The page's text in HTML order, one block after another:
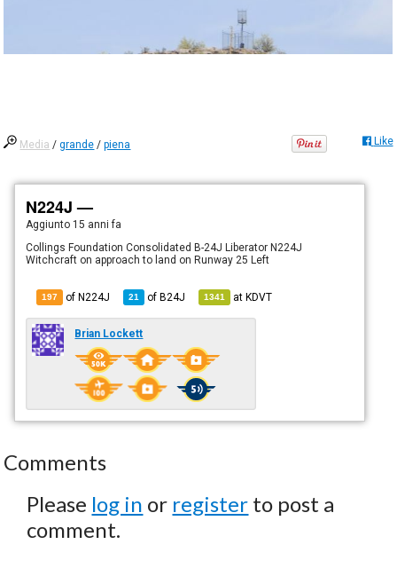
Media /grande /piena Like
N224J —
Aggiunto 15 anni fa
Collings Foundation Consolidated B-24J Liberator N224J
Witchcraft on approach to land on Runway 25 Left
197 of N224J 21 ofB24J 1341 atKDVT
Brian Lockett
Comments
Please log in or register to post a
comment.